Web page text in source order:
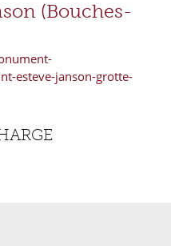
(Bouches-
esteve-janson-grotte-